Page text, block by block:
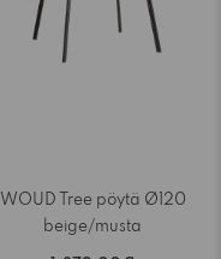
WOUD Tree pöytä Ø120
beige/musta